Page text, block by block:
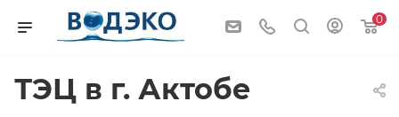
0
ТЭЦ в г. Актобе